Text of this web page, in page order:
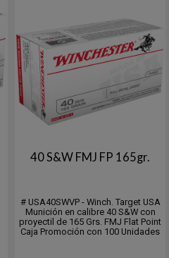
40 S&W FMJ FP 165gr.
# USA40SWVP - Winch. Target USA
Munición en calibre 40 S&W con
proyectil de 165 Grs. FMJ Flat Point
Caja Promoción con 100 Unidades